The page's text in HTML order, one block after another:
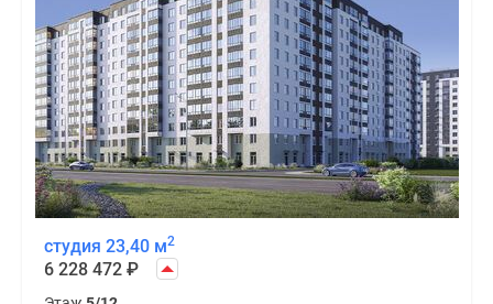
студия 23,40 м2
6 228 472 ₽